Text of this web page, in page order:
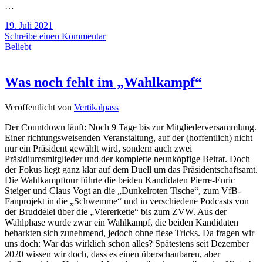
…
19. Juli 2021
Schreibe einen Kommentar
Beliebt
Was noch fehlt im „Wahlkampf“
Veröffentlicht von Vertikalpass
Der Countdown läuft: Noch 9 Tage bis zur Mitgliederversammlung.
Einer richtungsweisenden Veranstaltung, auf der (hoffentlich) nicht
nur ein Präsident gewählt wird, sondern auch zwei
Präsidiumsmitglieder und der komplette neunköpfige Beirat. Doch
der Fokus liegt ganz klar auf dem Duell um das Präsidentschaftsamt.
Die Wahlkampftour führte die beiden Kandidaten Pierre-Enric
Steiger und Claus Vogt an die „Dunkelroten Tische“, zum VfB-
Fanprojekt in die „Schwemme“ und in verschiedene Podcasts von
der Bruddelei über die „Viererkette“ bis zum ZVW. Aus der
Wahlphase wurde zwar ein Wahlkampf, die beiden Kandidaten
beharkten sich zunehmend, jedoch ohne fiese Tricks. Da fragen wir
uns doch: War das wirklich schon alles? Spätestens seit Dezember
2020 wissen wir doch, dass es einen überschaubaren, aber